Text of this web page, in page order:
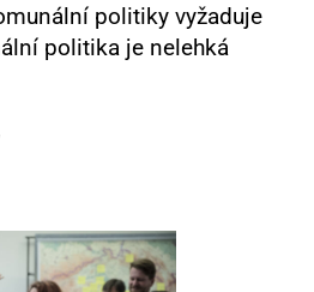
politiky vyžaduje
politika je nelehká